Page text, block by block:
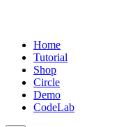
Home
Tutorial
Shop
Circle
Demo
CodeLab